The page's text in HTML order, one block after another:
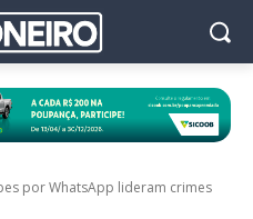
por WhatsApp lideram crimes